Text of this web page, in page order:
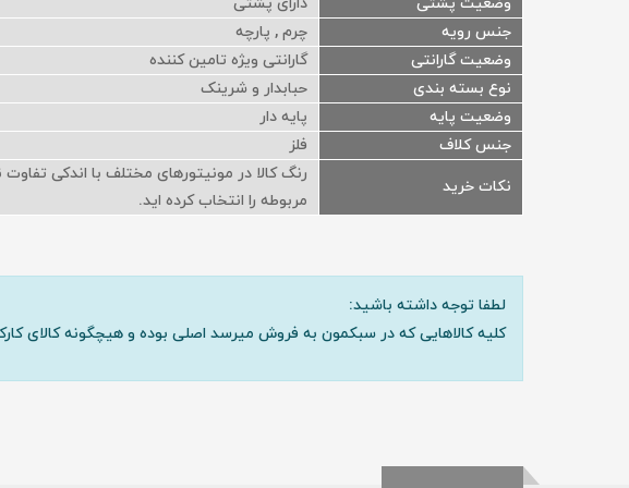
جنس رویه
چرم , پارچه
وضعیت گارانتی
گارانتی ویژه تامین کننده
نوع بسته بندی
حبابدار و شرینک
وضعیت پایه
پایه دار
جنس کلاف
فلز
نکات خرید
رنگ کالا در مونیتورهای مختلف با اندکی
مربوطه را انتخاب کرده اید.
لطفا توجه داشته باشید:
کلیه کالاهایی که در سبکمون به فروش میرسد اصلی بوده و هیچگونه کالای